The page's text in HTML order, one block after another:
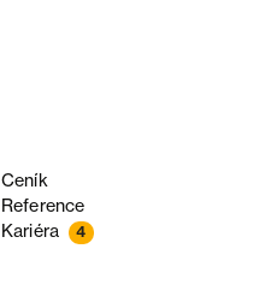
Ceník
Reference
Kariéra 4